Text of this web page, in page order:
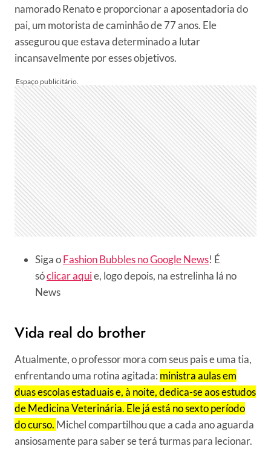
namorado Renato e proporcionar a aposentadoria do
pai, um motorista de caminhão de 77 anos. Ele
assegurou que estava determinado a lutar
incansavelmente por esses objetivos.
Siga oFashion Bubbles no Google News! É
sóclicar aquie, logo depois, na estrelinha lá no
News
Vida real do brother
Atualmente, o professor mora com seus pais e uma tia,
enfrentando uma rotina agitada: ministra aulas em
duas escolas estaduais e, à noite, dedica-se aos estudos
de Medicina Veterinária. Ele já está no sexto período
do curso. Michel compartilhou que a cada ano aguarda
ansiosamente para saber se terá turmas para lecionar.